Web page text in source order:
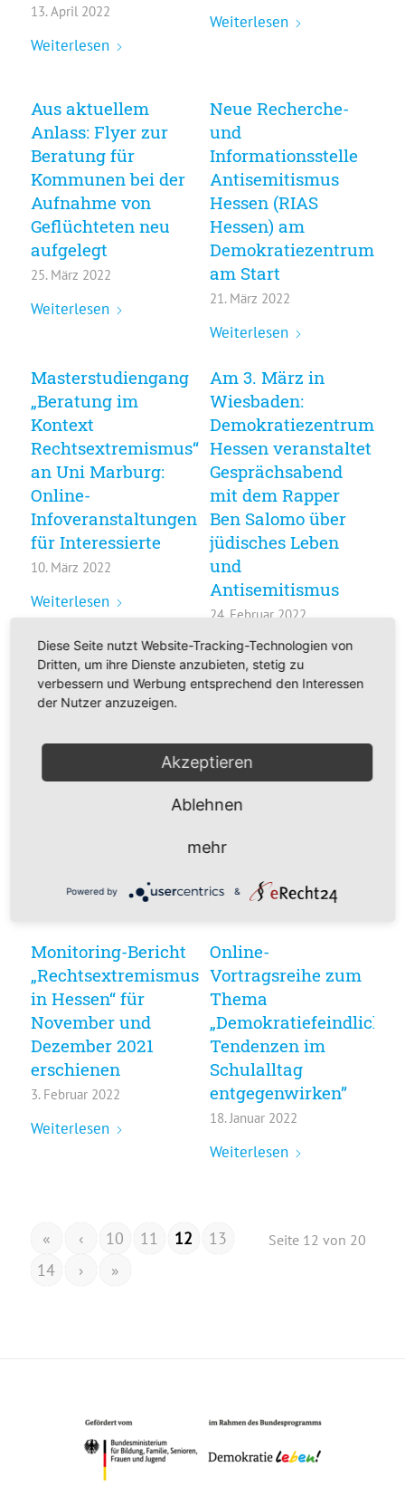
13. April 2022
Weiterlesen
Weiterlesen
Aus aktuellem
Anlass: Flyer zur
Beratung für
Kommunen bei der
Aufnahme von
Geflüchteten neu
aufgelegt
25. März 2022
Weiterlesen
Neue Recherche-
und
Informationsstelle
Antisemitismus
Hessen (RIAS
Hessen) am
Demokratiezentrum
am Start
21. März 2022
Weiterlesen
Masterstudiengang
„Beratung im
Kontext
Rechtsextremismus“
an Uni Marburg:
Online-
Infoveranstaltungen
für Interessierte
10. März 2022
Weiterlesen
Am 3. März in
Wiesbaden:
Demokratiezentrum
Hessen veranstaltet
Gesprächsabend
mit dem Rapper
Ben Salomo über
jüdisches Leben
und
Antisemitismus
24. Februar 2022
Weiterlesen
Rechtsextremismus
und Rassismus in
Hessen auch 2021
des
Beratungsnetzwerks
Hessen hat einen
Internetauftritt
Weiterlesen
Monitoring-Bericht
„Rechtsextremismus
in Hessen“ für
November und
Dezember 2021
erschienen
3. Februar 2022
Weiterlesen
Online-
Vortragsreihe zum
Thema
„Demokratiefeindlichen
Tendenzen im
Schulalltag
entgegenwirken”
18. Januar 2022
Weiterlesen
Seite 12 von 20
« ‹ 10 11 12
13
14
› »
Diese Seite nutzt Website-Tracking-Technologien von
Dritten, um ihre Dienste anzubieten, stetig zu
verbessern und Werbung entsprechend den Interessen
der Nutzer anzuzeigen.
Akzeptieren
Ablehnen
mehr
Powered by &